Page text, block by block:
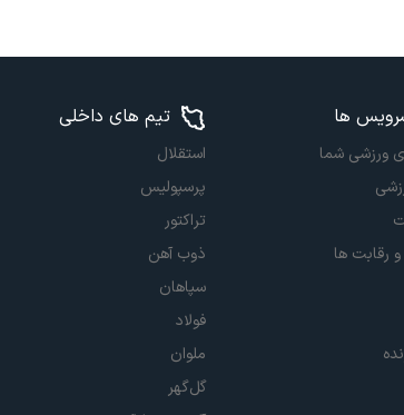
ها
ورزشی شما
رقابت ها
تیم های داخلی
استقلال
پرسپولیس
تراکتور
ذوب آهن
سپاهان
فولاد
ملوان
گل‌گهر